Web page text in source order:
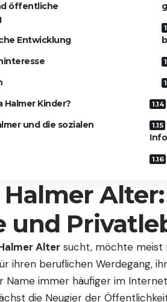
öffentliche
Entwicklung
Halmer Kinder?
und die sozialen
Halmer
und
Alter sucht, möchte meist
ihren beruflichen Werdegang,
Name immer häufiger im
die Neugier der